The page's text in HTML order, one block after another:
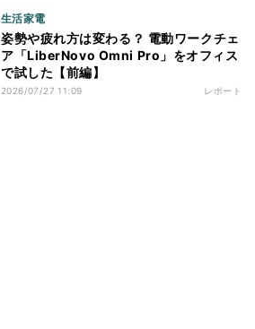
生活家電
姿勢や疲れ方は変わる？ 電動ワークチェ
ア「LiberNovo Omni Pro」をオフィス
で試した【前編】
2026/07/27 11:09 レポート